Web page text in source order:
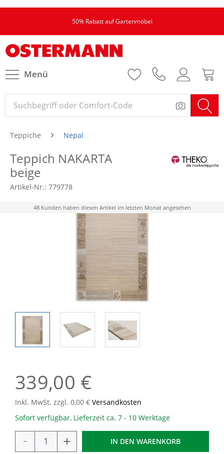
50% Rabatt auf Gartenmöbel
Menü
Teppiche Nepal
Teppich NAKARTA
beige
Artikel-Nr.: 779778
48 Kunden haben diesen Artikel im letzten Monat angesehen
339,00 €
Inkl. MwSt. zzgl. 0,00 € Versandkosten
Sofort verfügbar, Lieferzeit ca. 7 - 10 Werktage
- + IN DEN WARENKORB